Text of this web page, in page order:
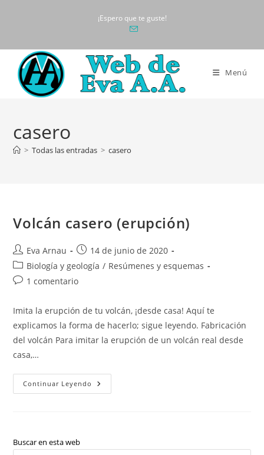
¡Espero que te guste!
Menú
casero
> Todas las entradas > casero
Volcán casero (erupción)
Autor
de
la
entrada:
Eva Arnau
Publicación
de
entrada:
14 de junio de 2020
Categoría
de
Biología y geología / Resúmenes y esquemas
Comentarios
la
entrada:
1 comentario
Imita la erupción de tu volcán, ¡desde casa! Aquí te
explicamos la forma de hacerlo; sigue leyendo. Fabricación
del volcán Para imitar la erupción de un volcán real desde
casa,…
Continuar Leyendo Volcán
Casero
Buscar en esta web